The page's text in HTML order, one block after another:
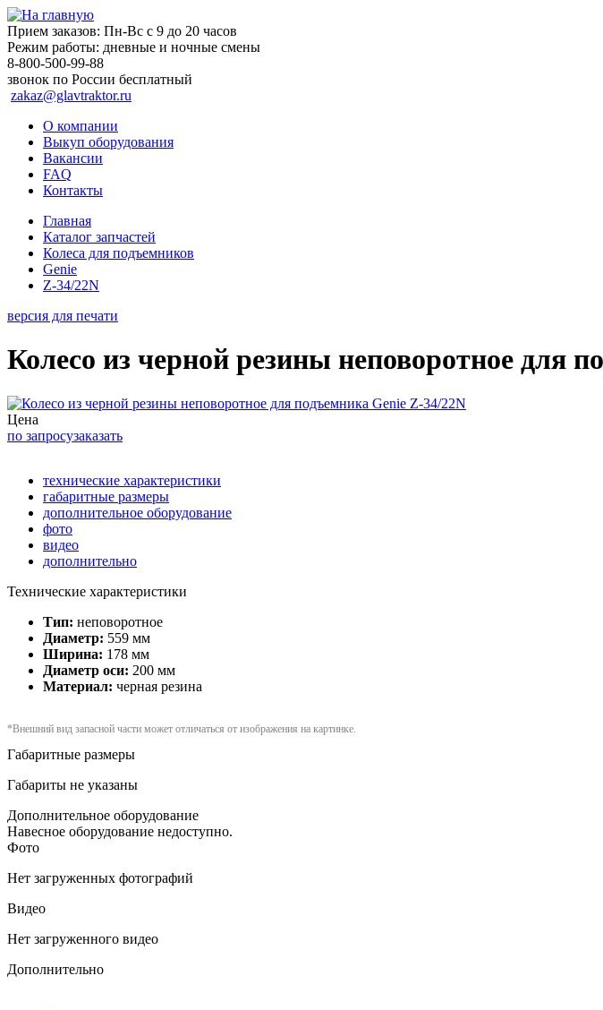
Прием заказов: Пн-Вс с 9 до 20 часов
Режим работы: дневные и ночные смены
8-800-500-99-88
звонок по России бесплатный
zakaz@glavtraktor.ru
О компании
Выкуп оборудования
Вакансии
FAQ
Контакты
Главная
Каталог запчастей
Колеса для подъемников
Genie
Z-34/22N
версия для печати
Колесо из черной резины неповоротное для
Цена
по запросузаказать
технические характеристики
габаритные размеры
дополнительное оборудование
фото
видео
дополнительно
Технические характеристики
Тип: неповоротное
Диаметр: 559 мм
Ширина: 178 мм
Диаметр оси: 200 мм
Материал: черная резина
*Внешний вид запасной части может отличаться от изображения на картинке.
Габаритные размеры
Габариты не указаны
Дополнительное оборудование
Навесное оборудование недоступно.
Фото
Нет загруженных фотографий
Видео
Нет загруженного видео
Дополнительно